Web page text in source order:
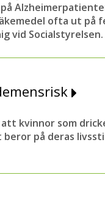
ofta ut på
vid Socialstyrelsen.
kvinnor som
på deras